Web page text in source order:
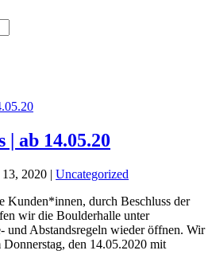
| ab 14.05.20
2020 | Uncategorized
Kunden*innen, durch Beschluss der
wir die Boulderhalle unter
und Abstandsregeln wieder öffnen. Wir
den 14.05.2020 mit